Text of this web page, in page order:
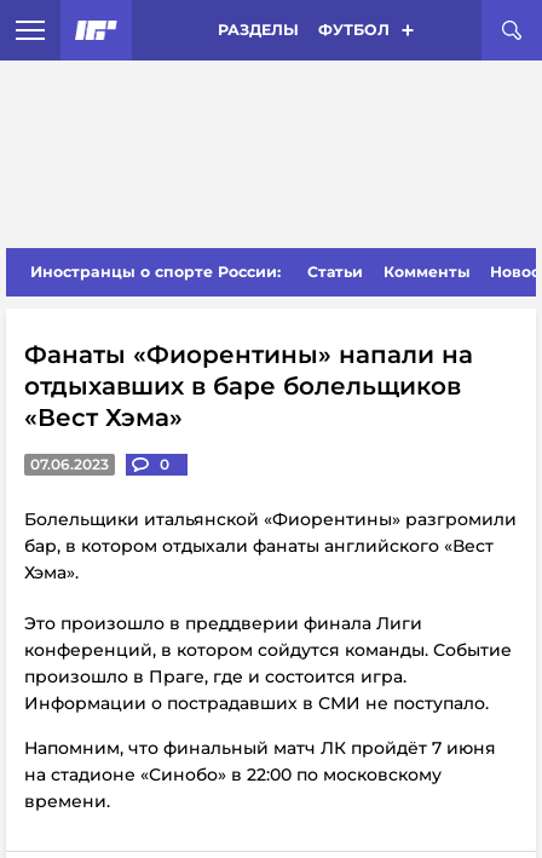
РАЗДЕЛЫ ФУТБОЛ
Иностранцы о спорте России: Статьи Комменты
Фанаты «Фиорентины» напали на
отдыхавших в баре болельщиков
«Вест Хэма»
07.06.2023 0
Болельщики итальянской «Фиорентины» разгромили
бар, в котором отдыхали фанаты английского «Вест
Хэма».
Это произошло в преддверии финала Лиги
конференций, в котором сойдутся команды. Событие
произошло в Праге, где и состоится игра.
Информации о пострадавших в СМИ не поступало.
Напомним, что финальный матч ЛК пройдёт 7 июня
на стадионе «Синобо» в 22:00 по московскому
времени.